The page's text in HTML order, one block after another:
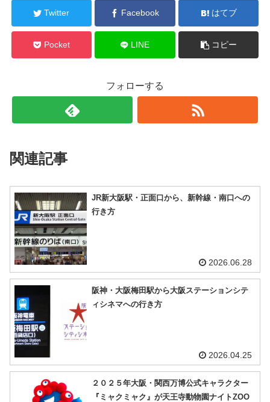
Twitter Facebook はてブ
Pocket LINE コピー
フォローする
関連記事
JR新大阪駅・正面口から、新幹線・南口への
行き方
2026.06.28
阪神・大阪梅田駅から大阪ステーションシテ
ィシネマへの行き方
2026.04.25
２０２５年大阪・関西万博公式キャラクター
『ミャクミャク』が天王寺動物園ナイトZOO